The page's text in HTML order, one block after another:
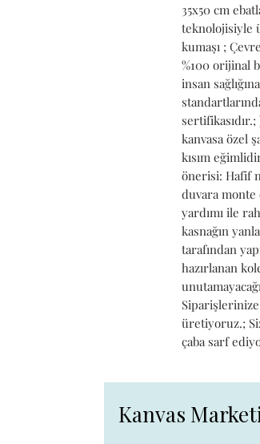
35x50 cm
teknolojisiyle
kumaşı ;
%100 orijinal
insan
sertifikasıdır.;
kanvasa özel
kısım
önerisi: Hafif
duvara monte
yardımı ile
kasnağın
tarafından
hazırlanan
üretiyoruz.;
çaba sarf
Kanvas